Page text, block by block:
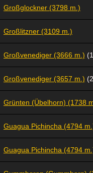
Großglockner (3798 m.)
Großlitzner (3109 m.)
Großvenediger (3666 m.)
Großvenediger (3657 m.)
Grünten (Übelhorn) (1738
Guagua Pichincha (4794
Guagua Pichincha (4794